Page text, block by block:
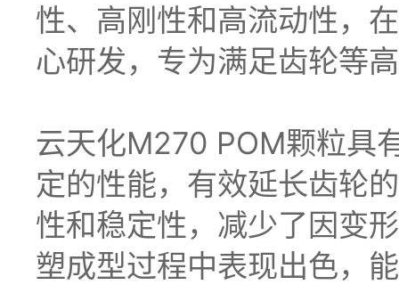
性、高刚性和高流动性，
心研发，专为满足齿轮等
云天化M270 POM颗粒具
定的性能，有效延长齿轮
性和稳定性，减少了因变
塑成型过程中表现出色，